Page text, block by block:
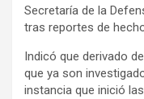
Secretaría de la
tras reportes de
Indicó que derivado
que ya son
instancia que inició